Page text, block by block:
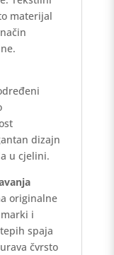
materijal
dizajn
u cjelini.
originalne
i
spaja
čvrsto